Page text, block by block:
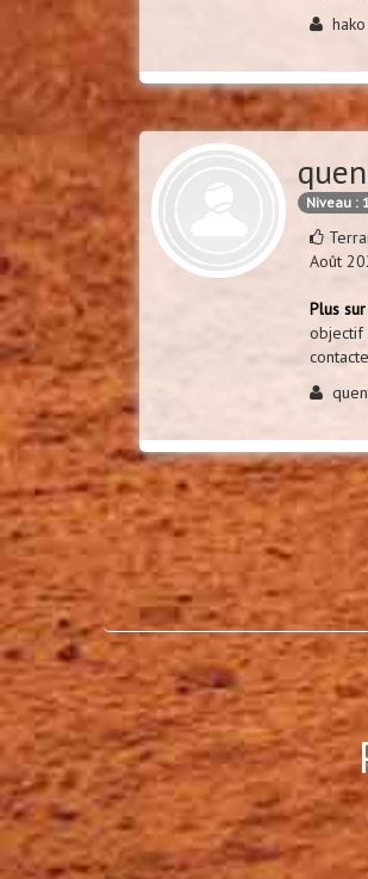
Niveau :
Août
Plus
objectif